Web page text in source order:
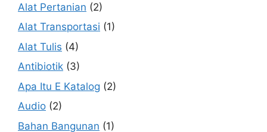
Alat Pertanian (2)
Alat Transportasi (1)
Alat Tulis (4)
Antibiotik (3)
Apa Itu E Katalog (2)
Audio (2)
Bahan Bangunan (1)